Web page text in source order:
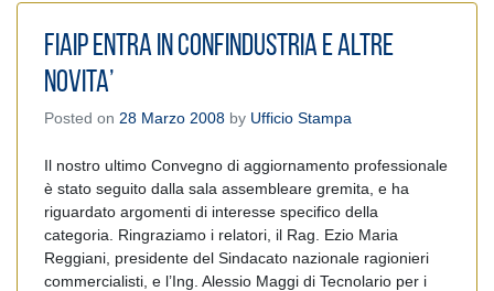
FIAIP ENTRA IN CONFINDUSTRIA E ALTRE
NOVITA’
Posted on 28 Marzo 2008 by Ufficio Stampa
Il nostro ultimo Convegno di aggiornamento professionale
è stato seguito dalla sala assembleare gremita, e ha
riguardato argomenti di interesse specifico della
categoria. Ringraziamo i relatori, il Rag. Ezio Maria
Reggiani, presidente del Sindacato nazionale ragionieri
commercialisti, e l’Ing. Alessio Maggi di Tecnolario per i